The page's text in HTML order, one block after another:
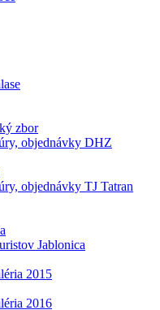
zbor
objednávky DHZ
objednávky TJ Tatran
Jablonica
2015
2016